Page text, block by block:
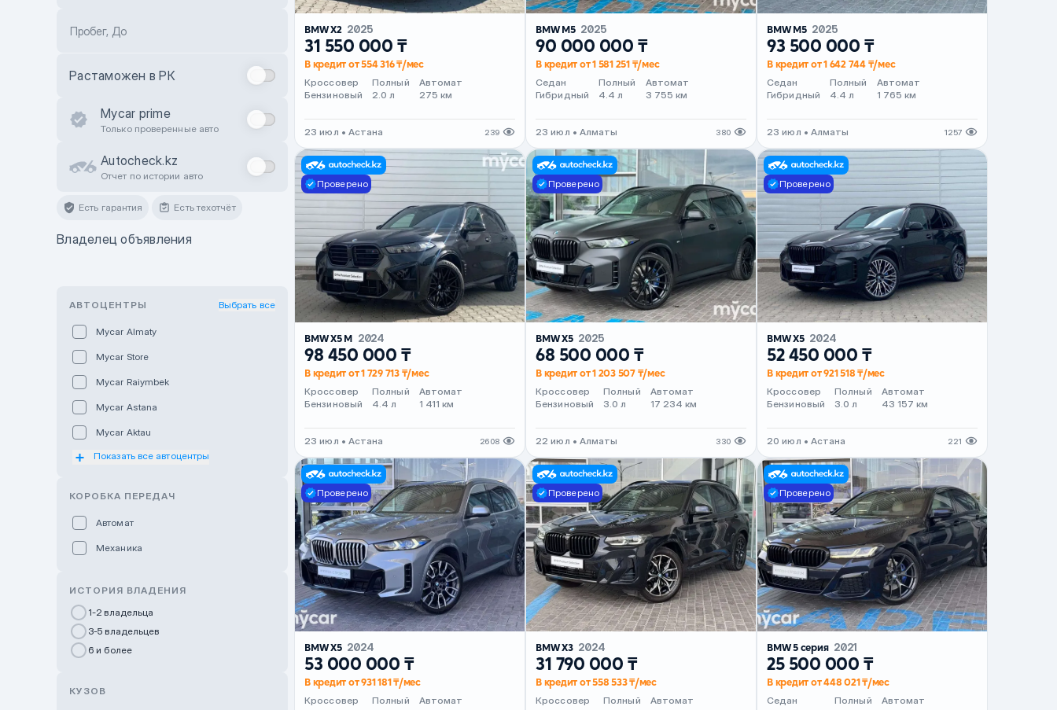
Пробег, До
Растаможен в РК
Mycar prime
Только проверенные авто
Autocheck.kz
Отчет по истории авто
Есть гарантия Есть техотчёт
Владелец объявления
АВТОЦЕНТРЫ Выбрать все
Mycar Almaty
Mycar Store
Mycar Raiymbek
Mycar Astana
Mycar Aktau
Mycar Uralsk
GWM Nurly Zhol
Chery Astana
Показать все автоцентры
КОРОБКА ПЕРЕДАЧ
Автомат
Механика
ИСТОРИЯ ВЛАДЕНИЯ
1-2 владельца
3-5 владельцев
6 и более
КУЗОВ
BMW X2 2025
31 550 000 ₸
В кредит от 554 316 ₸/мес
Кроссовер
Бензиновый
Полный
2.0 л
Автомат
275 км
23 июл • Астана 239
BMW M5 2025
90 000 000 ₸
В кредит от 1 581 251 ₸/мес
Седан
Гибридный
Полный
4.4 л
Автомат
3 755 км
23 июл • Алматы 380
BMW M5 2025
93 500 000 ₸
В кредит от 1 642 744 ₸/мес
Седан
Гибридный
Полный
4.4 л
Автомат
1 765 км
23 июл • Алматы 1257
Проверено
BMW X5 M 2024
98 450 000 ₸
В кредит от 1 729 713 ₸/мес
Кроссовер
Бензиновый
Полный
4.4 л
Автомат
1 411 км
23 июл • Астана 2608
Проверено
BMW X5 2025
68 500 000 ₸
В кредит от 1 203 507 ₸/мес
Кроссовер
Бензиновый
Полный
3.0 л
Автомат
17 234 км
22 июл • Алматы 330
Проверено
BMW X5 2024
52 450 000 ₸
В кредит от 921 518 ₸/мес
Кроссовер
Бензиновый
Полный
3.0 л
Автомат
43 157 км
20 июл • Астана 221
Проверено
BMW X5 2024
53 000 000 ₸
В кредит от 931 181 ₸/мес
Кроссовер
Полный
Автомат
Проверено
BMW X3 2024
31 790 000 ₸
В кредит от 558 533 ₸/мес
Кроссовер
Полный
Автомат
Проверено
BMW 5 серия 2021
25 500 000 ₸
В кредит от 448 021 ₸/мес
Седан
Полный
Автомат